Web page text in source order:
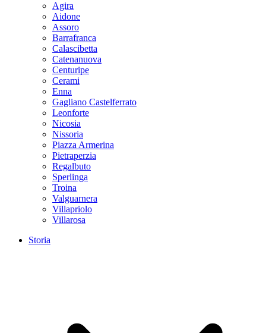
Agira
Aidone
Assoro
Barrafranca
Calascibetta
Catenanuova
Centuripe
Cerami
Enna
Gagliano Castelferrato
Leonforte
Nicosia
Nissoria
Piazza Armerina
Pietraperzia
Regalbuto
Sperlinga
Troina
Valguarnera
Villapriolo
Villarosa
Storia